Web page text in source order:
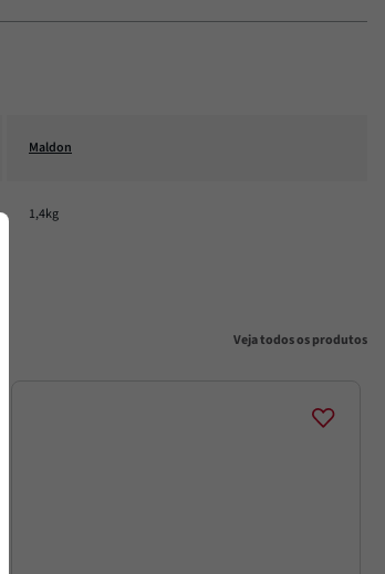
Maldon
1,4kg
Veja todos os produtos